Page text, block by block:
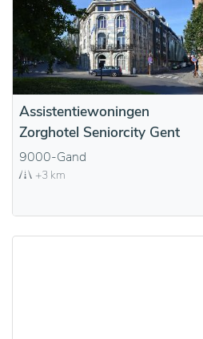
Assistentiewoningen
Zorghotel Seniorcity Gent
9000-Gand
+3 km